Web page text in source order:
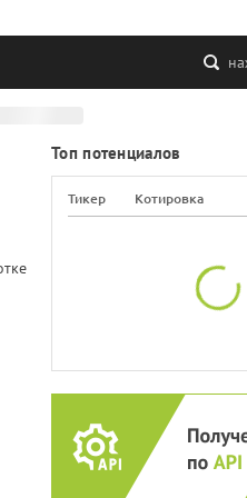
Топ потенциалов
Тикер Котировка